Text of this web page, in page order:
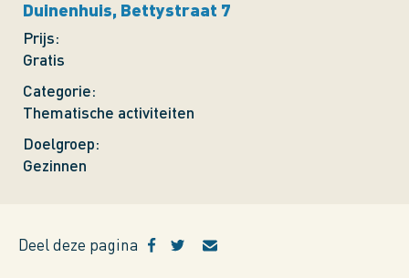
Duinenhuis, Bettystraat 7
Prijs
Gratis
Categorie
Thematische activiteiten
Doelgroep
Gezinnen
Deel deze pagina